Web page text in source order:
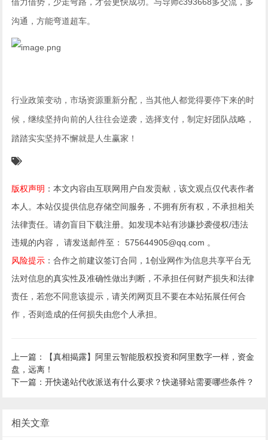
沟通，方能弯道超车。
行业政策变动，市场资源重新分配，当其他人都觉得要停下来的时
候，继续坚持向前的人往往会逆袭，选择支付，制定好团队战略，
踏踏实实坚持不懈就是人生赢家！
版权声明 ：本文内容由互联网用户自发贡献，该文观点仅代表作者
本人。本站仅提供信息存储空间服务，不拥有所有权，不承担相关
法律责任。请勿盲目下载注册。如发现本站有涉嫌抄袭侵权/违法
违规的内容， 请发送邮件至： 575644905@qq.com 。
风险提示 ：合作之前建议签订合同，1创业网作为信息共享平台无
法对信息的真实性及准确性做出判断，不承担任何财产损失和法律
责任，若您不同意该提示，请关闭网页且不要在本站拓展任何合
作，否则造成的任何损失由您个人承担。
上一篇：【真相揭露】阿里云智能股权投资和阿里数字一样，资金
盘，远离！
下一篇：开快递站代收派送有什么要求？快递驿站需要哪些条件？
相关文章